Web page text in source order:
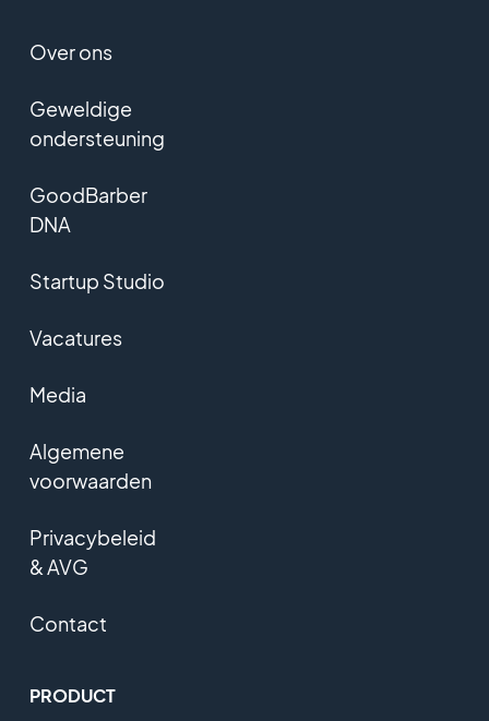
Over ons
Geweldige
ondersteuning
GoodBarber
DNA
Startup Studio
Vacatures
Media
Algemene
voorwaarden
Privacybeleid
& AVG
Contact
PRODUCT